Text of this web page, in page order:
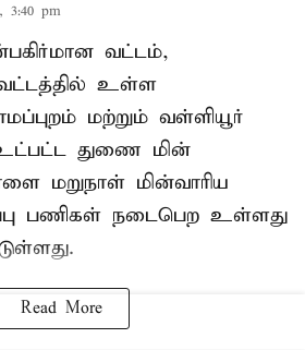
3:40 pm
வட்டம்,
உள்ள
மற்றும் வள்ளியூர்
துணை மின்
மறுநாள் மின்வாரிய
பணிகள் நடைபெற உள்ளது
Read More